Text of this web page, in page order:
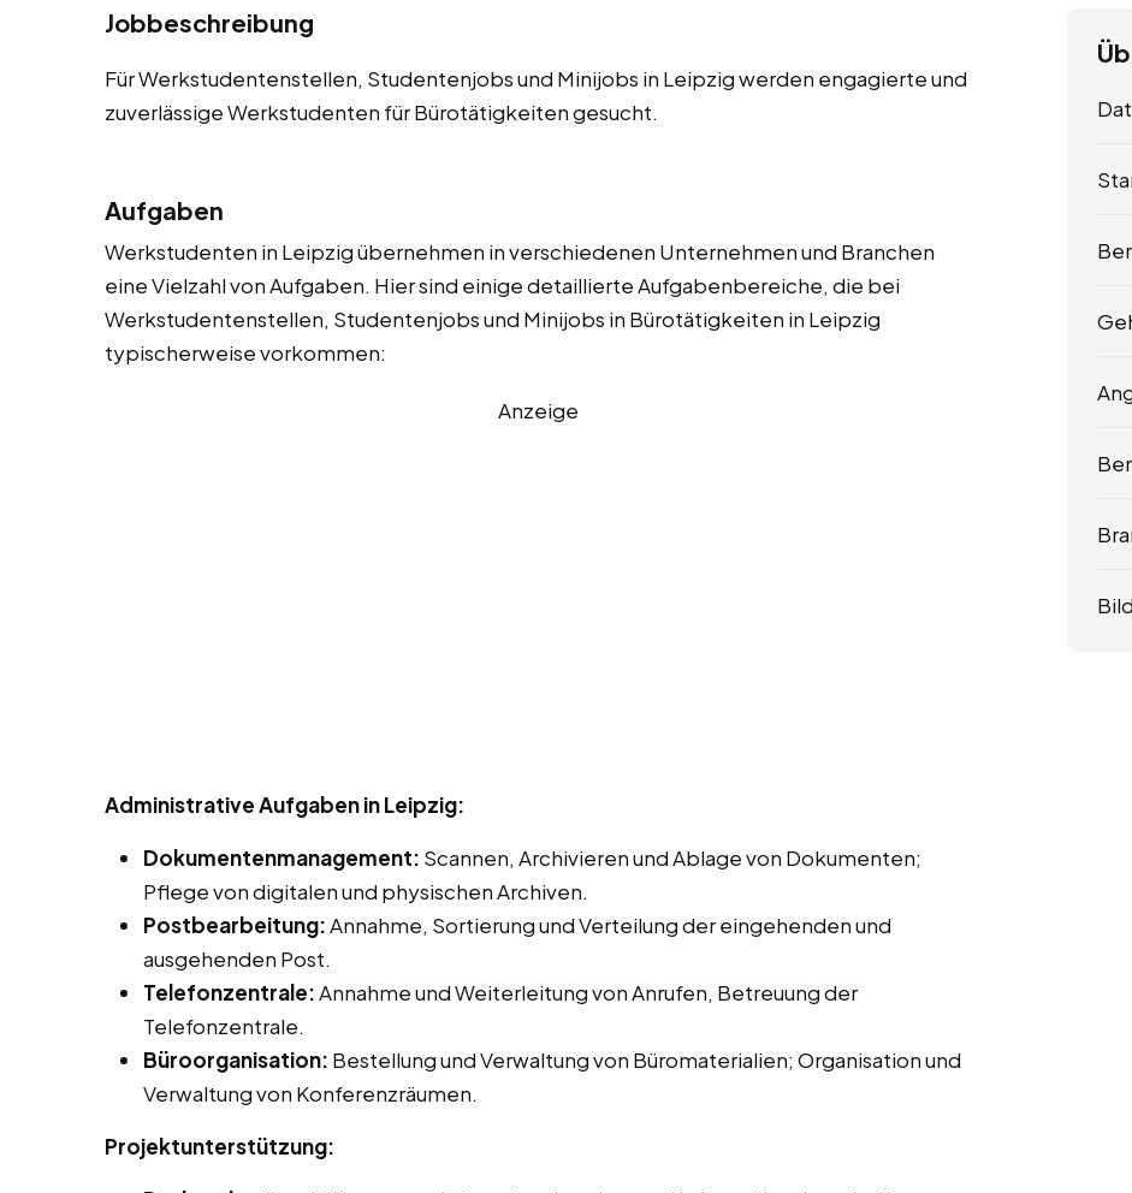
Jobbeschreibung
Für Werkstudentenstellen, Studentenjobs und Minijobs in Leipzig werden engagierte und
zuverlässige Werkstudenten für Bürotätigkeiten gesucht.
Aufgaben
Werkstudenten in Leipzig übernehmen in verschiedenen Unternehmen und Branchen
eine Vielzahl von Aufgaben. Hier sind einige detaillierte Aufgabenbereiche, die bei
Werkstudentenstellen, Studentenjobs und Minijobs in Bürotätigkeiten in Leipzig
typischerweise vorkommen:
Anzeige
Administrative Aufgaben in Leipzig:
Dokumentenmanagement: Scannen, Archivieren und Ablage von Dokumenten;
Pflege von digitalen und physischen Archiven.
Postbearbeitung:Annahme, Sortierung und Verteilung der eingehenden und
ausgehenden Post.
Telefonzentrale:Annahme und Weiterleitung von Anrufen, Betreuung der
Telefonzentrale.
Büroorganisation: Bestellung und Verwaltung von Büromaterialien; Organisation und
Verwaltung von Konferenzräumen.
Projektunterstützung: